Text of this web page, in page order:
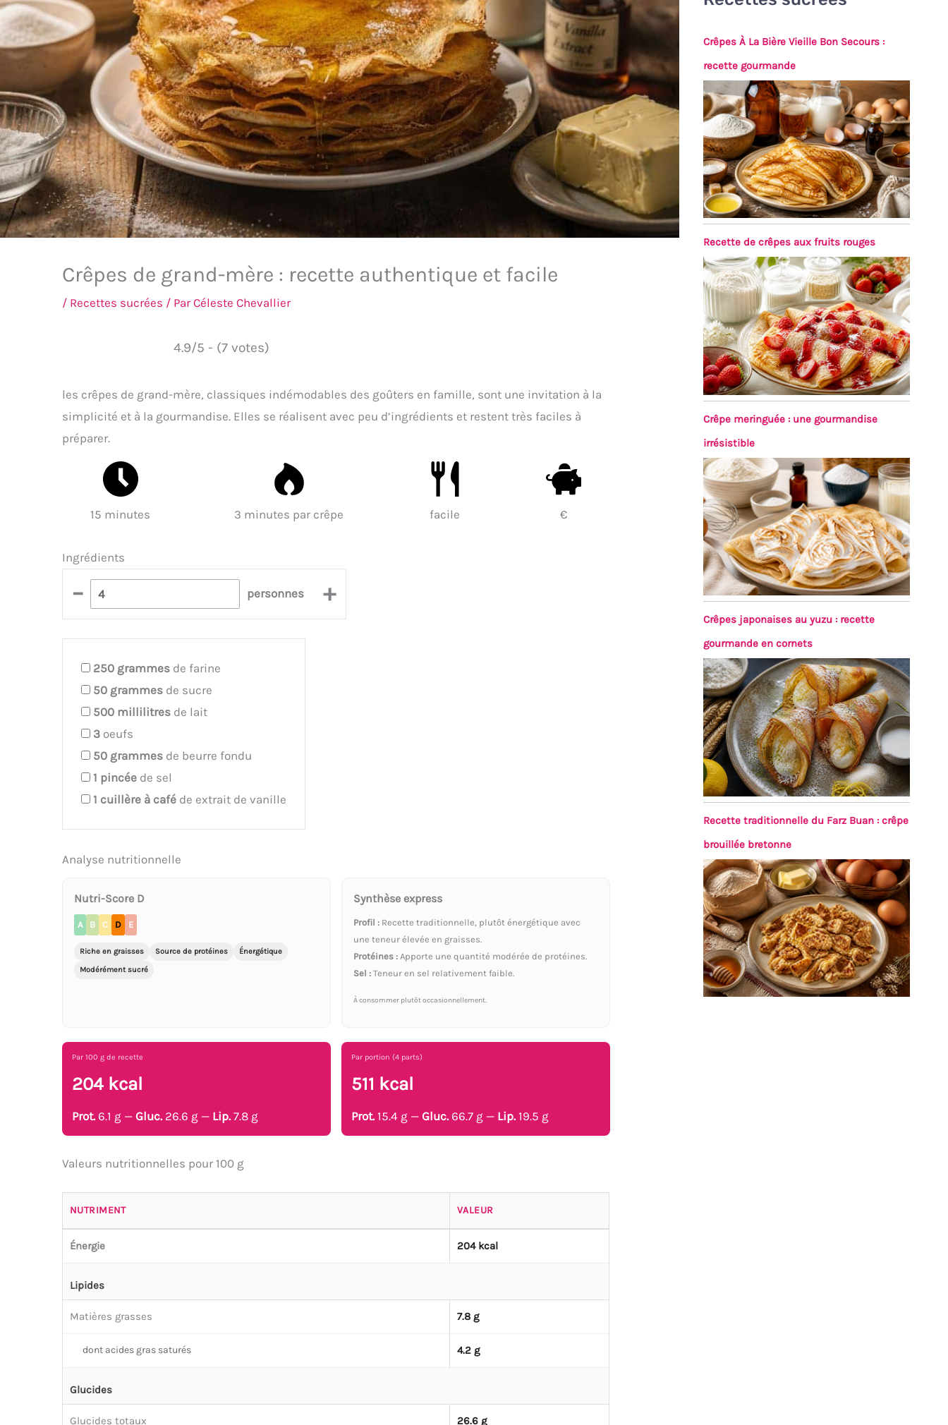
Crêpes de grand-mère : recette authentique et facile
/ Recettes sucrées / ParCéleste Chevallier
4.9/5 - (7 votes)
les crêpes de grand-mère, classiques indémodables des goûters en famille, sont une invitation à la
simplicité et à la gourmandise. Elles se réalisent avec peu d’ingrédients et restent très faciles à
préparer.
15 minutes 3 minutes par crêpe facile €
Ingrédients
– personnes +
250 grammes de farine
50 grammes de sucre
500 millilitres de lait
3 oeufs
50 grammes de beurre fondu
1 pincée de sel
1 cuillère à café de extrait de vanille
Analyse nutritionnelle
Nutri-Score D
A B C D E
Riche en graisses Source de protéines
Énergétique
Modérément sucré
Synthèse express
Profil : Recette traditionnelle, plutôt énergétique avec
une teneur élevée en graisses.
Protéines : Apporte une quantité modérée de protéines.
Sel : Teneur en sel relativement faible.
À consommer plutôt occasionnellement.
Par 100 g de recette
204 kcal
Prot.6.1 g — Gluc.26.6 g — Lip.7.8 g
Par portion (4 parts)
511 kcal
Prot.15.4 g —Gluc.66.7 g — Lip.19.5 g
Valeurs nutritionnelles pour 100 g
NUTRIMENT VALEUR
Énergie 204 kcal
Lipides
Matières grasses 7.8 g
dont acides gras saturés 4.2 g
Glucides
Glucides totaux 26.6 g
Crêpes À La Bière Vieille Bon Secours :
recette gourmande
Recette de crêpes aux fruits rouges
Crêpe meringuée : une gourmandise
irrésistible
Crêpes japonaises au yuzu : recette
gourmande en cornets
Recette traditionnelle du Farz Buan : crêpe
brouillée bretonne